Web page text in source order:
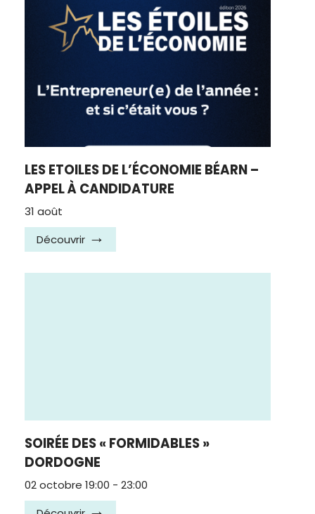
LES ETOILES DE L’ÉCONOMIE BÉARN –
APPEL À CANDIDATURE
31 août
Découvrir
SOIRÉE DES « FORMIDABLES »
DORDOGNE
02 octobre 19:00 - 23:00